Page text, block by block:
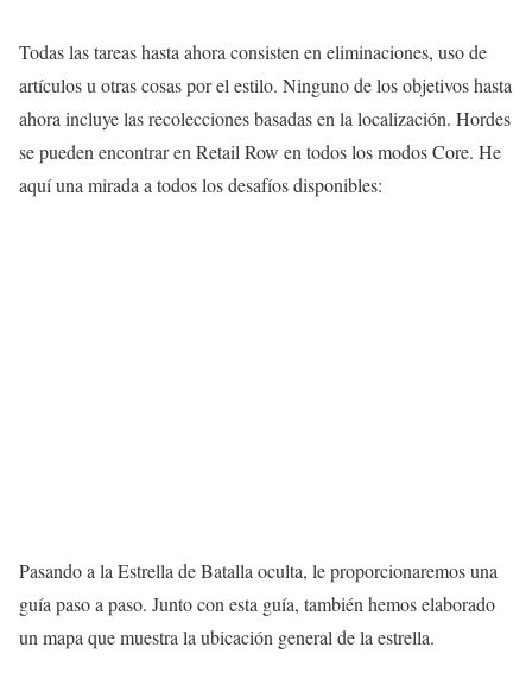
Todas las tareas hasta ahora consisten en eliminaciones, uso de
artículos u otras cosas por el estilo. Ninguno de los objetivos hasta
ahora incluye las recolecciones basadas en la localización. Hordes
se pueden encontrar en Retail Row en todos los modos Core. He
aquí una mirada a todos los desafíos disponibles:
Pasando a la Estrella de Batalla oculta, le proporcionaremos una
guía paso a paso. Junto con esta guía, también hemos elaborado
un mapa que muestra la ubicación general de la estrella.